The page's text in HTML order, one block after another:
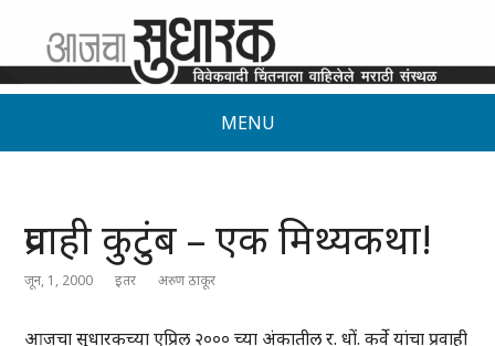
MENU
प्रवाही कुटुंब – एक मिथ्यकथा!
जून, 1, 2000 इतर अरुण ठाकूर
आजचा सुधारकच्या एप्रिल २००० च्या अंकातील र. धों. कर्वे यांचा प्रवाही